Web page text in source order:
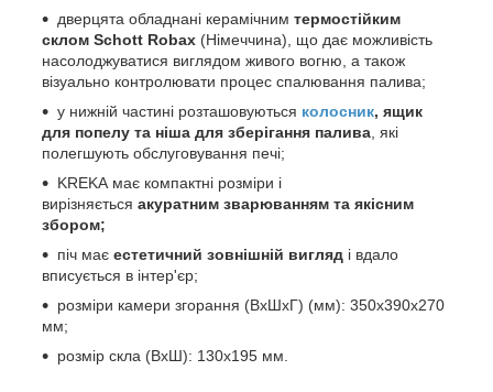
дверцята обладнані керамічним термостійким
склом Schott Robax (Німеччина), що дає можливість
насолоджуватися виглядом живого вогню, а також
візуально контролювати процес спалювання палива;
у нижній частині розташовуються колосник, ящик
для попелу та ніша для зберігання палива, які
полегшують обслуговування печі;
KREKA має компактні розміри і
вирізняється акуратним зварюванням та якісним
збором;
піч має естетичний зовнішній вигляд і вдало
вписується в інтер'єр;
розміри камери згорання (ВхШхГ) (мм): 350х390х270
мм;
розмір скла (ВхШ): 130х195 мм.